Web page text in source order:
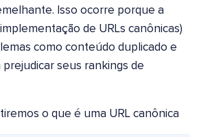
Isso ocorre porque a
de URLs canônicas)
como conteúdo duplicado e
seus rankings de
o que é uma URL canônica